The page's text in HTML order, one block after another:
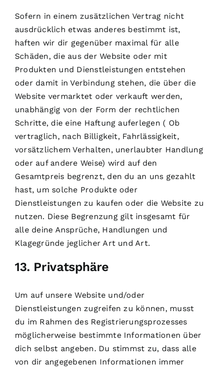
Sofern in einem zusätzlichen Vertrag nicht
ausdrücklich etwas anderes bestimmt ist,
haften wir dir gegenüber maximal für alle
Schäden, die aus der Website oder mit
Produkten und Dienstleistungen entstehen
oder damit in Verbindung stehen, die über die
Website vermarktet oder verkauft werden,
unabhängig von der Form der rechtlichen
Schritte, die eine Haftung auferlegen ( Ob
vertraglich, nach Billigkeit, Fahrlässigkeit,
vorsätzlichem Verhalten, unerlaubter Handlung
oder auf andere Weise) wird auf den
Gesamtpreis begrenzt, den du an uns gezahlt
hast, um solche Produkte oder
Dienstleistungen zu kaufen oder die Website zu
nutzen. Diese Begrenzung gilt insgesamt für
alle deine Ansprüche, Handlungen und
Klagegründe jeglicher Art und Art.
13. Privatsphäre
Um auf unsere Website und/oder
Dienstleistungen zugreifen zu können, musst
du im Rahmen des Registrierungsprozesses
möglicherweise bestimmte Informationen über
dich selbst angeben. Du stimmst zu, dass alle
von dir angegebenen Informationen immer